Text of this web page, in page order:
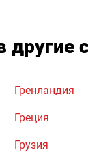
другие
Гренландия
Греция
Грузия